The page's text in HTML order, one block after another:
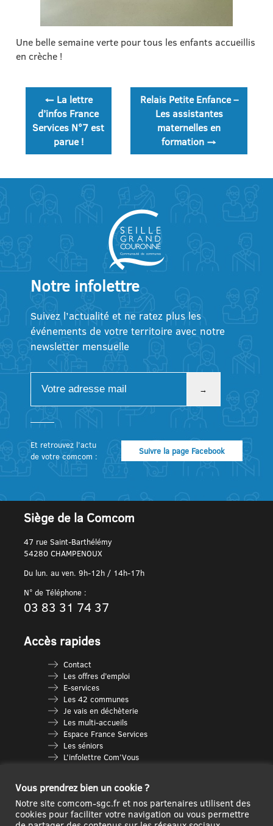
Une belle semaine verte pour tous les enfants accueillis
en crèche !
Navigation
l’article
←La lettre
d’infos France
Services N°7 est
parue !
Relais Petite Enfance –
Les assistantes
maternelles en
formation →
Notre infolettre
Suivez l’actualité et ne ratez plus les
événements de votre territoire avec notre
newsletter mensuelle
Et retrouvez l’actu
de votre comcom :
Suivre la page Facebook
Siège de la Comcom
47 rue Saint-Barthélémy
54280 CHAMPENOUX
Du lun. au ven. 9h-12h / 14h-17h
N° de Téléphone :
03 83 31 74 37
Accès rapides
Contact
Les offres d’emploi
E-services
Les 42 communes
Je vais en déchèterie
Les multi-accueils
Espace France Services
Les séniors
L’infolettre Com’Vous
Vous prendrez bien un cookie ?
Notre site comcom-sgc.fr et nos partenaires utilisent des
cookies pour faciliter votre navigation ou vous permettre